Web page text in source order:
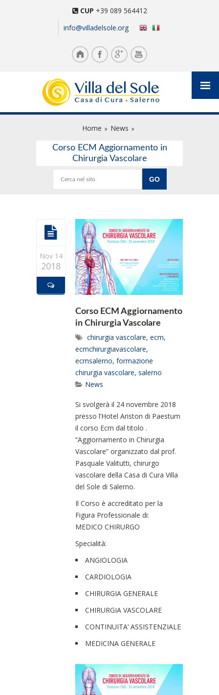
CUP +39 089 564412
info@villadelsole.org
Home News
Corso ECM Aggiornamento in
Chirurgia Vascolare
Nov 14
2018
Corso ECM Aggiornamento
in Chirurgia Vascolare
chirurgia vascolare, ecm,
ecmchirurgiavascolare,
ecmsalerno, formazione
chirurgia vascolare, salerno
News
Si svolgerà il 24 novembre 2018
presso l’Hotel Ariston di Paestum
il corso Ecm dal titolo .
“Aggiornamento in Chirurgia
Vascolare” organizzato dal prof.
Pasquale Valitutti, chirurgo
vascolare della Casa di Cura Villa
del Sole di Salerno.
Il Corso è accreditato per la
Figura Professionale di:
MEDICO CHIRURGO
Specialità:
ANGIOLOGIA
CARDIOLOGIA
CHIRURGIA GENERALE
CHIRURGIA VASCOLARE
CONTINUITA’ ASSISTENZIALE
MEDICINA GENERALE